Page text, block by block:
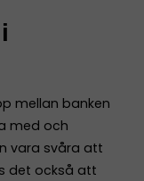
mellan banken
med och
vara svåra att
det också att